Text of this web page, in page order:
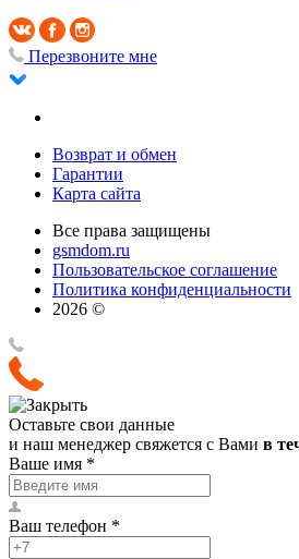
Перезвоните мне
Возврат и обмен
Гарантии
Карта сайта
Все права защищены
gsmdom.ru
Пользовательское соглашение
Политика конфиденциальности
2026 ©
Оставьте свои данные
и наш менеджер свяжется с Вами в
Ваше имя *
Ваш телефон *